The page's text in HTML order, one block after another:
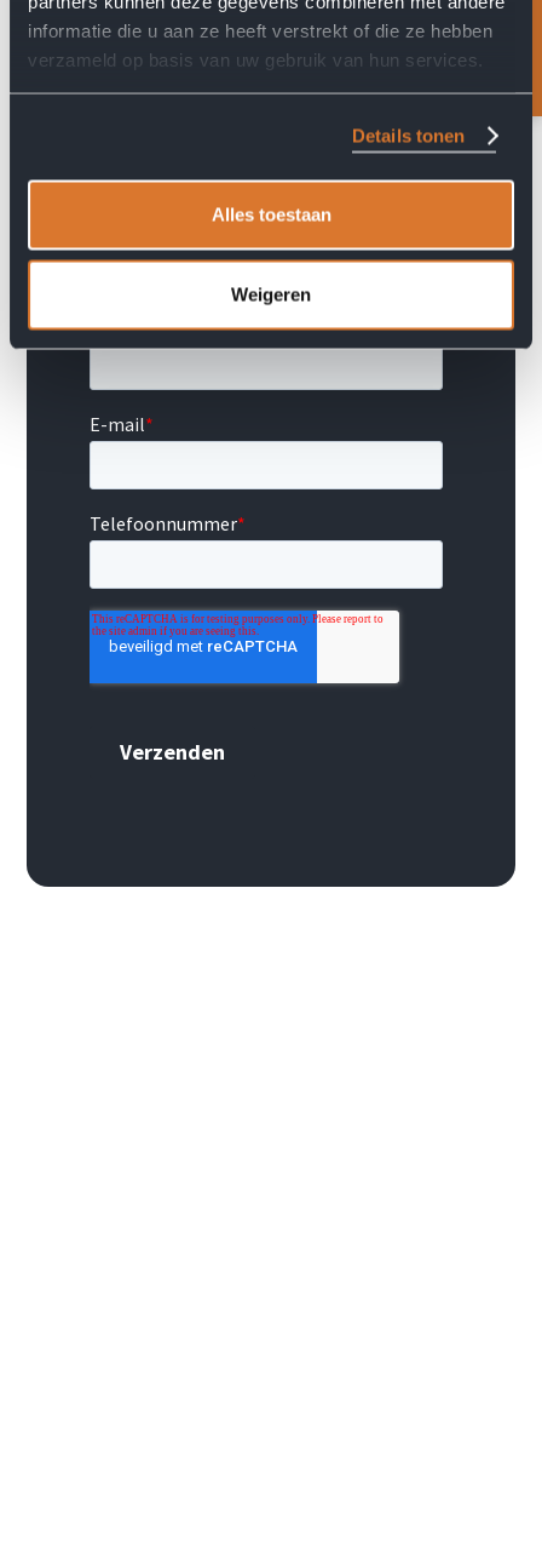
informatie die u aan ze heeft verstrekt of die ze hebben
verzameld op basis van uw gebruik van hun services.
Details tonen
Alles toestaan
Weigeren